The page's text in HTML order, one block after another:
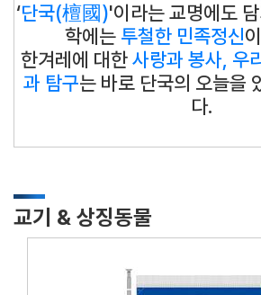
‘단국(檀國)'이라는 교명에도
학에는 투철한 민족정신
한겨레에 대한사랑과 봉사, 우
과 탐구는 바로 단국의 오늘을
다.
교기 & 상징동물